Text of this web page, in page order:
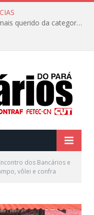
8 de fevereiro: O bloco de carnaval mais querido da categoria já tem data. Vem pro CarnaBancários 2025!
dos Bancários e
vôlei e confra